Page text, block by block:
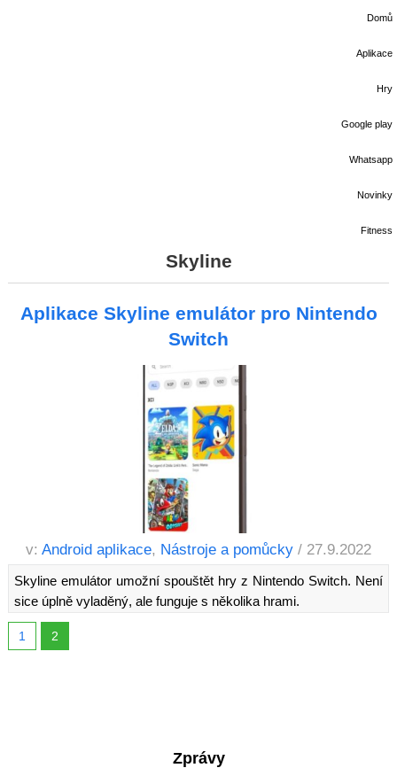
Domů
Aplikace
Hry
Google play
Whatsapp
Novinky
Fitness
Skyline
Aplikace Skyline emulátor pro Nintendo
Switch
v: Android aplikace, Nástroje a pomůcky / 27.9.2022
Skyline emulátor umožní spouštět hry z Nintendo Switch. Není
sice úplně vyladěný, ale funguje s několika hrami.
1 2
Zprávy